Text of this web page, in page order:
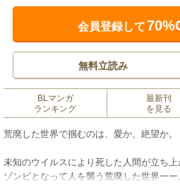
会員登録して
無料立読み
BLマンガ
ランキング
最新刊
を見る
荒廃した世界で掴むのは、愛か、絶望か。
未知のウイルスにより死した人間が立ち上
ゾンビとなって人を襲う荒廃した世界ーー
ゾンビ化した母に襲われるも、兄のよう